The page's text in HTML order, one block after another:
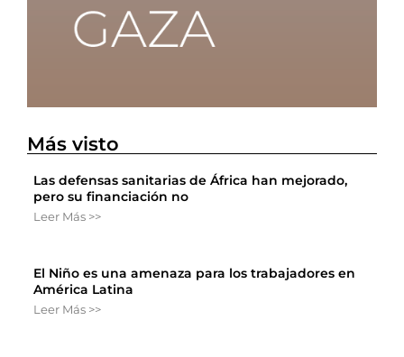
Más visto
Las defensas sanitarias de África han mejorado,
pero su financiación no
Leer Más >>
El Niño es una amenaza para los trabajadores en
América Latina
Leer Más >>